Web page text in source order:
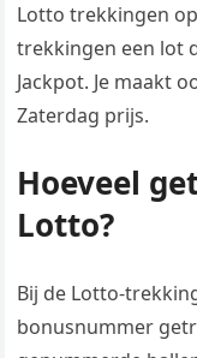
Lotto trekkingen
trekkingen een lot
Jackpot. Je maakt
Zaterdag prijs.
Hoeveel
Lotto?
Bij de Lotto-
bonusnummer